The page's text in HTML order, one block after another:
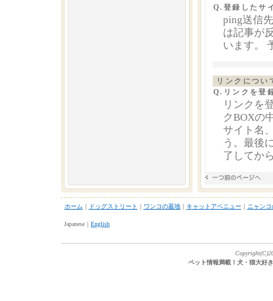
Q.登録したサ
ping送信
は記事が
います。
リンクについ
Q.リンクを登
リンクを
クBOXの
サイト名
う。最後
了してか
ホーム ｜ ドッグストリート ｜ ワンコの墓地｜ キャットアベニュー ｜ ニャン
Japanese｜ English
ペット情報満載！犬・猫大好